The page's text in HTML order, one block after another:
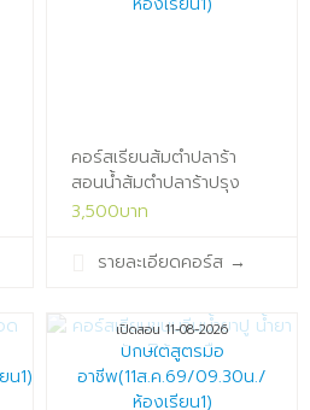
คอร์สเรียนส้มตำปลาร้า
สอนน้ำส้มตำปลาร้าปรุง
สำเร็จ(10ส.ค.69/09.30น./
3,500บาท
รายละเอียดคอร์ส →
เปิดสอน 11-08-2026